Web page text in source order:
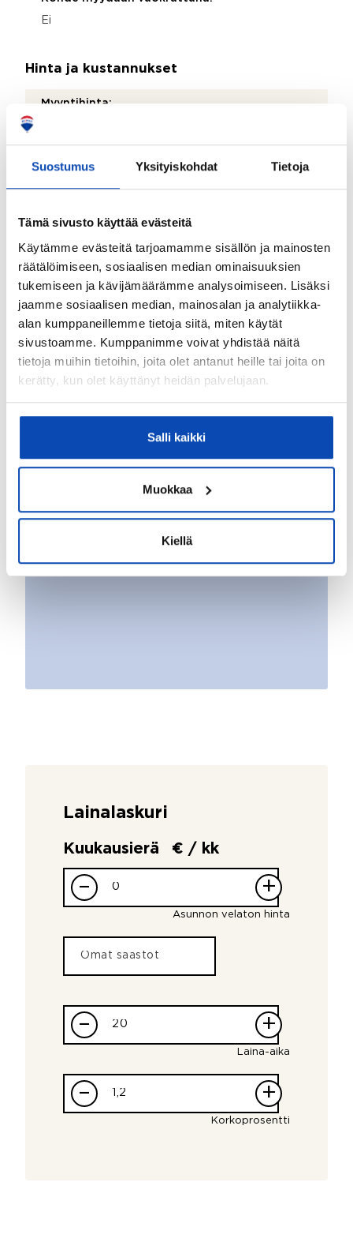
Suostumus Yksityiskohdat Tietoja
Tämä sivusto käyttää evästeitä
Käytämme evästeitä tarjoamamme sisällön ja mainosten
räätälöimiseen, sosiaalisen median ominaisuuksien
tukemiseen ja kävijämäärämme analysoimiseen. Lisäksi
jaamme sosiaalisen median, mainosalan ja analytiikka-
alan kumppaneillemme tietoja siitä, miten käytät
sivustoamme. Kumppanimme voivat yhdistää näitä
tietoja muihin tietoihin, joita olet antanut heille tai joita on
kerätty, kun olet käyttänyt heidän palvelujaan.
Salli kaikki
Muokkaa
Kiellä
Ei
Hinta ja kustannukset
Myyntihinta:
Tontti ja kaavoitus
Kartta
Lainalaskuri
Kuukausierä € / kk
– +
Asunnon velaton hinta
– +
Laina-aika
– +
Korkoprosentti